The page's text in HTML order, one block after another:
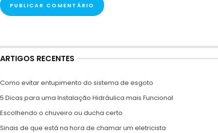
ARTIGOS RECENTES
Como evitar entupimento do sistema de esgoto
5 Dicas para uma Instalação Hidráulica mais Funcional
Escolhendo o chuveiro ou ducha certo
Sinais de que está na hora de chamar um eletricista